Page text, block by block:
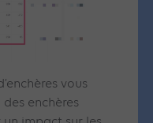
vous
enchères